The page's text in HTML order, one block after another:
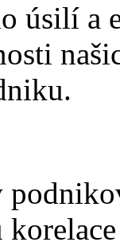
úsilí a